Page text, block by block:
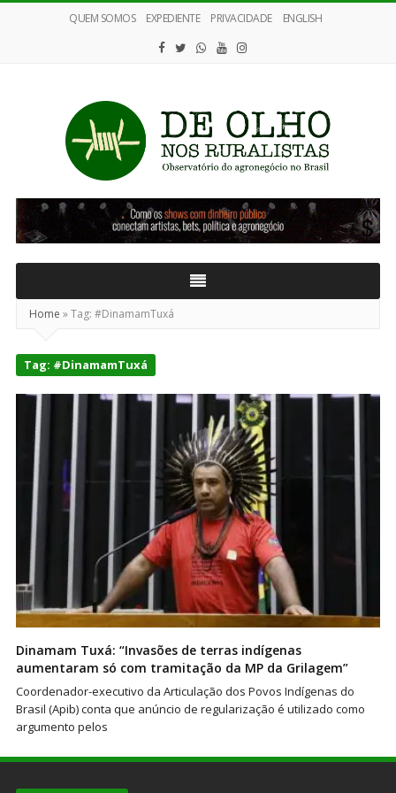
QUEM SOMOS EXPEDIENTE PRIVACIDADE ENGLISH
De
Olho
nos
Home »Tag: #DinamamTuxá
Tag: #DinamamTuxá
Dinamam Tuxá: “Invasões de terras indígenas
aumentaram só com tramitação da MP da Grilagem”
Coordenador-executivo da Articulação dos Povos Indígenas do
Brasil (Apib) conta que anúncio de regularização é utilizado como
argumento pelos